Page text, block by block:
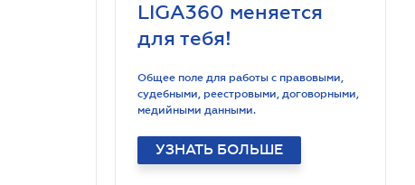
LIGA360 меняется
для тебя!
Общее поле для работы с правовыми,
судебными, реестровыми, договорными,
медийными данными.
УЗНАТЬ БОЛЬШЕ